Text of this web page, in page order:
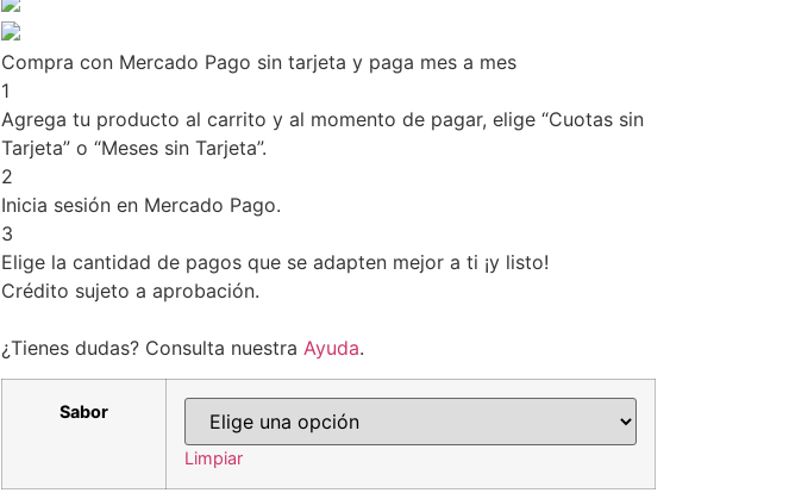
Compra con Mercado Pago sin tarjeta y paga mes a mes
1
Agrega tu producto al carrito y al momento de pagar, elige “Cuotas sin
Tarjeta” o “Meses sin Tarjeta”.
2
Inicia sesión en Mercado Pago.
3
Elige la cantidad de pagos que se adapten mejor a ti ¡y listo!
Crédito sujeto a aprobación.
¿Tienes dudas? Consulta nuestra Ayuda.
Sabor
Limpiar